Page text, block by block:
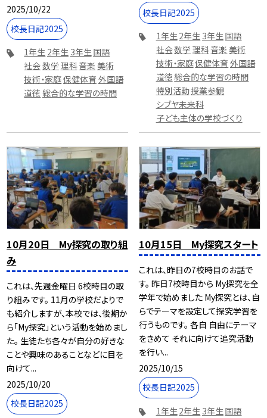
2025/10/22
校長日記2025
1年生 2年生 3年生国語
社会数学 理科音楽 美術
技術・家庭保健体育 外国語
道徳 総合的な学習の時間
校長日記2025
1年生2年生 3年生国語
社会数学 理科音楽 美術
技術・家庭保健体育 外国語
道徳総合的な学習の時間
特別活動授業参観
シブヤ未来科
子ども主体の学校づくり
10月20日 My探究の取り組
み
これは、先週金曜日 6校時目の取
り組みです。 11月の学校だよりで
も紹介しますが、本校では、後期か
ら「My探究」という活動を始めまし
た。 生徒たち各々が自分の好きな
ことや興味のあることなどに目を
向けて...
2025/10/20
校長日記2025
10月15日 My探究スタート
これは、昨日の7校時目のお話で
す。 昨日7校時目から My探究を全
学年で始めました My探究とは、自
らでテーマを設定して探究学習を
行うものです。 各自 自由にテーマ
をきめて それに向けて追究活動
を行い...
2025/10/15
校長日記2025
1年生2年生 3年生国語